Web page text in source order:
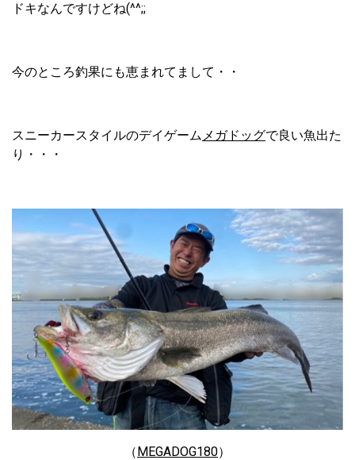
ドキなんですけどね(^^;;
今のところ釣果にも恵まれてまして・・
スニーカースタイルのデイゲームメガドッグで良い魚出た
り・・・
（MEGADOG180）